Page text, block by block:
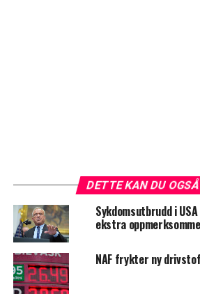
DETTE KAN DU
Sykdomsutbrudd i
ekstra oppmerksomme
NAF frykter ny